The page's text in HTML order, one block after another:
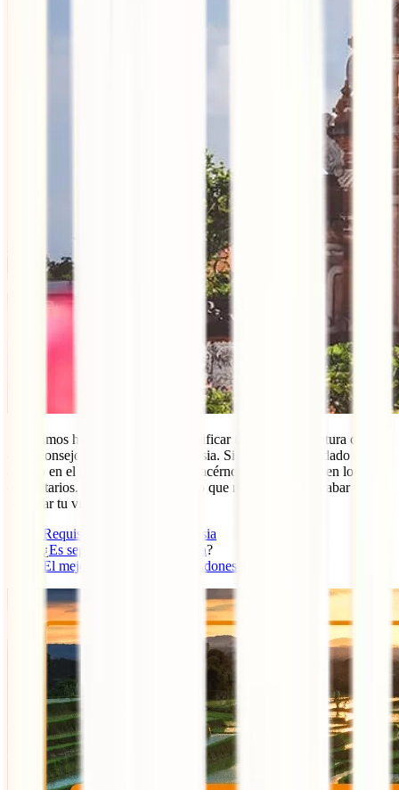
Esperamos haberte ayudado a planificar tu próxima aventura con
estos consejos para viajar a Indonesia. Si nos hemos quedado con
alguno en el tintero, no dudes en hacérnoslo llegar abajo en los
comentarios. Estas tres guías son lo que necesitas para acabar de
preparar tu viaje a Indonesia:
Requisitos de viaje a Indonesia
¿Es seguro viajar a Indonesia?
El mejor seguro de viaje a Indonesia